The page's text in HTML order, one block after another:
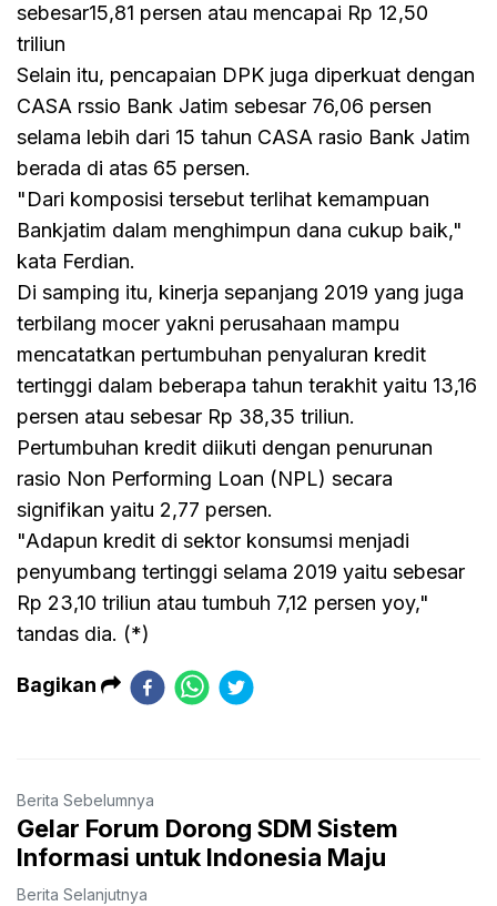
sebesar15,81 persen atau mencapai Rp 12,50
triliun
Selain itu, pencapaian DPK juga diperkuat dengan
CASA rssio Bank Jatim sebesar 76,06 persen
selama lebih dari 15 tahun CASA rasio Bank Jatim
berada di atas 65 persen.
"Dari komposisi tersebut terlihat kemampuan
Bankjatim dalam menghimpun dana cukup baik,"
kata Ferdian.
Di samping itu, kinerja sepanjang 2019 yang juga
terbilang mocer yakni perusahaan mampu
mencatatkan pertumbuhan penyaluran kredit
tertinggi dalam beberapa tahun terakhit yaitu 13,16
persen atau sebesar Rp 38,35 triliun.
Pertumbuhan kredit diikuti dengan penurunan
rasio Non Performing Loan (NPL) secara
signifikan yaitu 2,77 persen.
"Adapun kredit di sektor konsumsi menjadi
penyumbang tertinggi selama 2019 yaitu sebesar
Rp 23,10 triliun atau tumbuh 7,12 persen yoy,"
tandas dia. (*)
Bagikan
Berita Sebelumnya
Gelar Forum Dorong SDM Sistem
Informasi untuk Indonesia Maju
Berita Selanjutnya